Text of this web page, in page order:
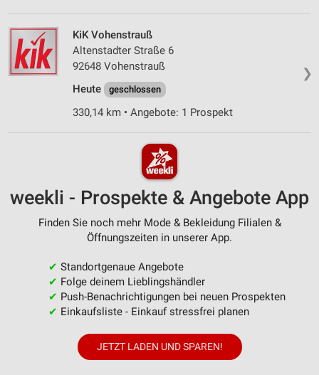
❯
KiK Vohenstrauß
Altenstadter Straße 6
92648 Vohenstrauß
Heute
geschlossen
330,14 km • Angebote: 1 Prospekt
weekli - Prospekte & Angebote App
Finden Sie noch mehr Mode & Bekleidung Filialen &
Öffnungszeiten in unserer App.
✔ Standortgenaue Angebote
✔ Folge deinem Lieblingshändler
✔ Push-Benachrichtigungen bei neuen Prospekten
✔ Einkaufsliste - Einkauf stressfrei planen
JETZT LADEN UND SPAREN!